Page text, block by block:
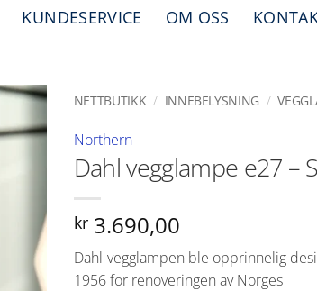
KUNDESERVICE OM OSS
NETTBUTIKK / INNEBELYSNING /
Northern
Dahl vegglampe e27 –
kr3.690,00
Dahl-vegglampen ble opprinnelig
1956 for renoveringen av Norges